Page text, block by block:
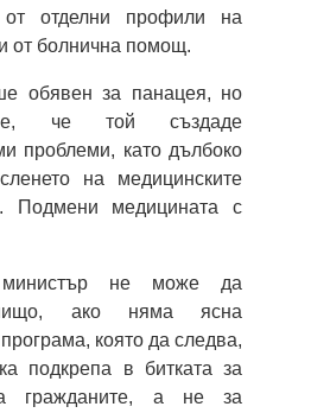
отделни профили на
от болнична помощ.
обявен за панацея, но
е, че той създаде
проблеми, като дълбоко
на медицинските
Подмени медицината с
министър не може да
ако няма ясна
която да следва,
подкрепа в битката за
гражданите, а не за